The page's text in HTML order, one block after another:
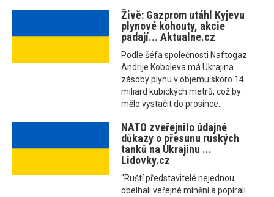
Živě: Gazprom utáhl Kyjevu
plynové kohouty, akcie
padají... Aktualne.cz
Podle šéfa společnosti Naftogaz
Andrije Koboleva má Ukrajina
zásoby plynu v objemu skoro 14
miliard kubických metrů, což by
mělo vystačit do prosince...
NATO zveřejnilo údajné
důkazy o přesunu ruských
tanků na Ukrajinu ...
Lidovky.cz
"Ruští představitelé nejednou
obelhali veřejné mínění a popírali